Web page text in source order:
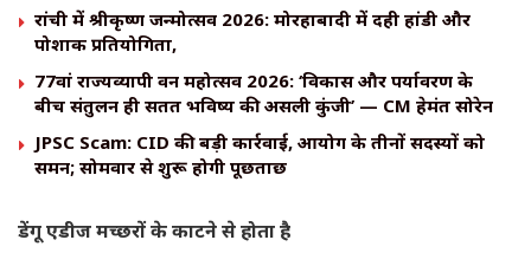
रांची में श्रीकृष्ण जन्मोत्सव 2026: मोरहाबादी में दही हांडी और
पोशाक प्रतियोगिता,
77वां राज्यव्यापी वन महोत्सव 2026: ‘विकास और पर्यावरण के
बीच संतुलन ही सतत भविष्य की असली कुंजी’ — CM हेमंत सोरेन
JPSC Scam: CID की बड़ी कार्रवाई, आयोग के तीनों सदस्यों को
समन; सोमवार से शुरू होगी पूछताछ
डेंगू एडीज मच्छरों के काटने से होता है